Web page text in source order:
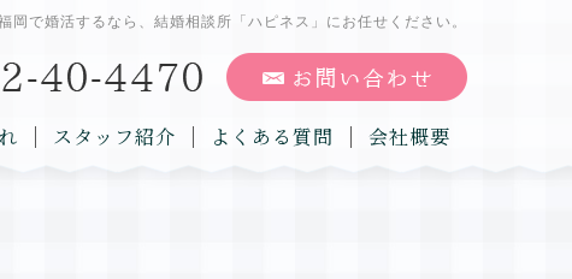
岡で婚活するなら、結婚相談所「ハピネス」にお任せください。
スタッフ紹介 よくある質問 会社概要